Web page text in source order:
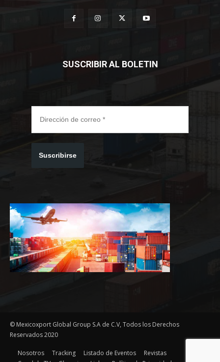
SUSCRIBIR AL BOLETIN
Suscribirse
© Mexicoxport Global Group S.A de C.V, Todos los Derechos
Reservados 2020
Nosotros Tracking Listado de Eventos
Revistas